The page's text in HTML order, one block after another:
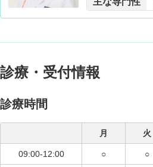
診療・受付情報
診療時間
月 火
09:00-12:00 ○ ○